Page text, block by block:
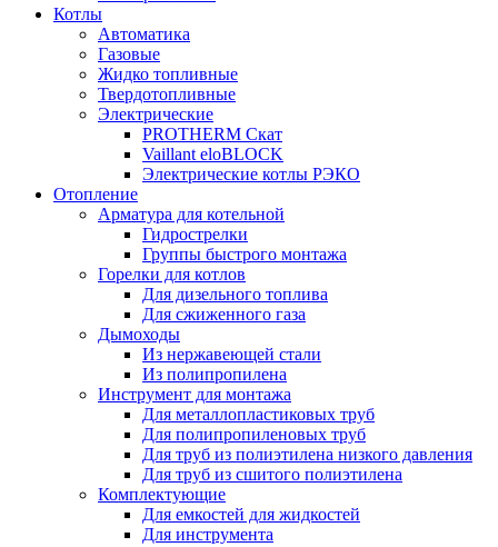
Котлы
Автоматика
Газовые
Жидко топливные
Твердотопливные
Электрические
PROTHERM Скат
Vaillant eloBLOCK
Электрические котлы РЭКО
Отопление
Арматура для котельной
Гидрострелки
Группы быстрого монтажа
Горелки для котлов
Для дизельного топлива
Для сжиженного газа
Дымоходы
Из нержавеющей стали
Из полипропилена
Инструмент для монтажа
Для металлопластиковых труб
Для полипропиленовых труб
Для труб из полиэтилена низкого давления
Для труб из сшитого полиэтилена
Комплектующие
Для емкостей для жидкостей
Для инструмента